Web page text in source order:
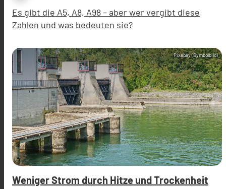
Es gibt die A5, A8, A98 – aber wer vergibt diese
Zahlen und was bedeuten sie?
Pixabay (Symbolbild)
Weniger Strom durch Hitze und Trockenheit